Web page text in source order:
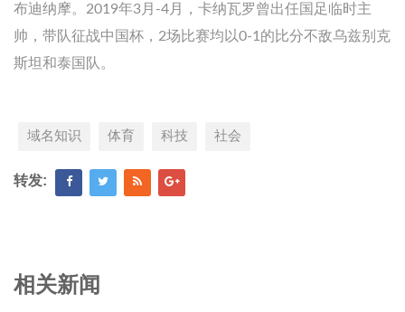
布迪纳摩。2019年3月-4月，卡纳瓦罗曾出任国足临时主
帅，带队征战中国杯，2场比赛均以0-1的比分不敌乌兹别克
斯坦和泰国队。
域名知识 体育 科技 社会
转发:
相关新闻